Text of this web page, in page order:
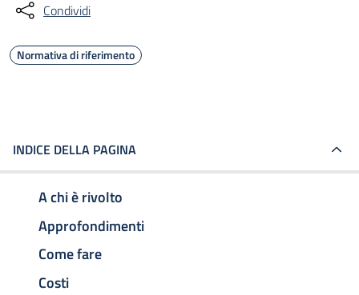
Condividi
Normativa di riferimento
INDICE DELLA PAGINA
A chi è rivolto
Approfondimenti
Come fare
Costi